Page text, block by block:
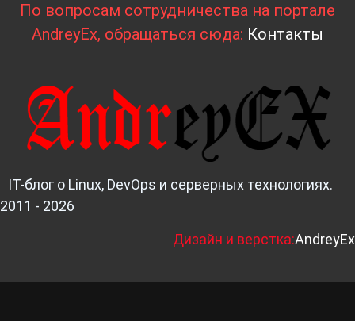
По вопросам сотрудничества на портале
AndreyEx, обращаться сюда: Контакты
IT-блог о Linux, DevOps и серверных технологиях.
2011 - 2026
Дизайн и верстка:AndreyEx